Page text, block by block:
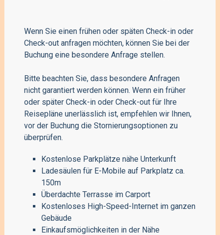
Wenn Sie einen frühen oder späten Check-in oder
Check-out anfragen möchten, können Sie bei der
Buchung eine besondere Anfrage stellen.
Bitte beachten Sie, dass besondere Anfragen
nicht garantiert werden können. Wenn ein früher
oder später Check-in oder Check-out für Ihre
Reisepläne unerlässlich ist, empfehlen wir Ihnen,
vor der Buchung die Stornierungsoptionen zu
überprüfen.
Kostenlose Parkplätze nähe Unterkunft
Ladesäulen für E-Mobile auf Parkplatz ca.
150m
Überdachte Terrasse im Carport
Kostenloses High-Speed-Internet im ganzen
Gebäude
Einkaufsmöglichkeiten in der Nähe